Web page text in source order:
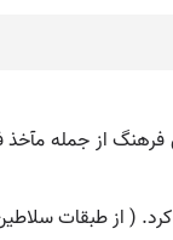
از جمله مآخذ